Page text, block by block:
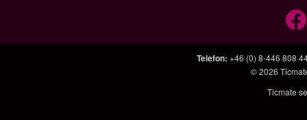
Telefon: +46 (0) 8-446 808
© 2026
Ticmate